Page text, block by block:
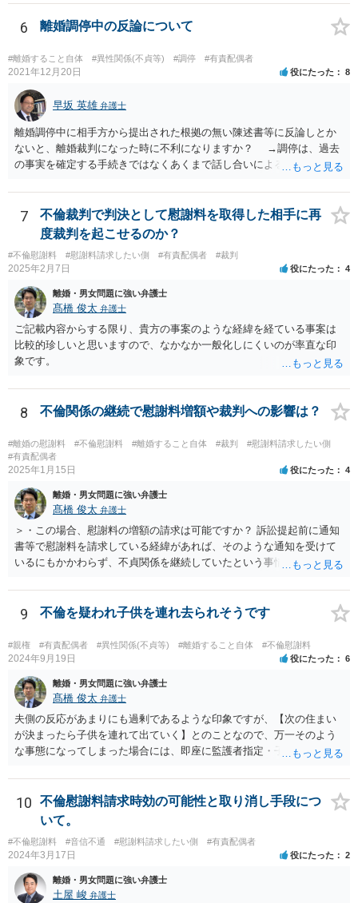
主張は考えられます。 養育費なども含めて一度弁護士に相談すること
を勧めます。
6 離婚調停中の反論について
#離婚すること自体 #異性関係(不貞等) #調停 #有責配偶者
2021年12月20日 役にたった 8
早坂 英雄 弁護士
離婚調停中に相手方から提出された根拠の無い陳述書等に反論しとか
ないと、離婚裁判になった時に不利になりますか？ →調停は、過去
の事実を確定する手続きではなくあくまで話し合いによる合意を目指
りません（口頭での説明でも十分だと思います）。但し、調停委員が
反論の陳述書を提出するように求めているときは別です。 また、反
論しないからと言って直ちに離婚訴訟で不利になることはないと思い
ます（離婚訴訟では反論が必要になってくると思いますが、調停段階
からこちらの言い分や手の内を知らせることに余り意味はないように
思います。）。
7
不倫裁判で判決として慰謝料を取得した相手に再
度裁判を起こせるのか？
#不倫慰謝料 #慰謝料請求したい側 #有責配偶者 #裁判
2025年2月7日 役にたった 4
離婚・男女問題に強い弁護士
髙橋 俊太 弁護士
ご記載内容からする限り、貴方の事案のような経緯を経ている事案は
比較的珍しいと思いますので、なかなか一般化しにくいのが率直な印
象です。
8 不倫関係の継続で慰謝料増額や裁判への影響は？
#離婚の慰謝料 #不倫慰謝料 #離婚すること自体 #裁判
#慰謝料請求したい側
#有責配偶者
2025年1月15日 役にたった 4
離婚・男女問題に強い弁護士
髙橋 俊太 弁護士
＞・この場合、慰謝料の増額の請求は可能ですか？ 訴訟提起前に通知
書等で慰謝料を請求している経緯があれば、そのような通知を受けて
いるにもかかわらず、不貞関係を継続していたという事情は悪質性を
ている裁判例もありますので、担当弁護士に確認してみるとよいでし
ょう。 ＞・この事実が何か今回の裁判に影響することはあるのでしょ
うか？ 提訴時に請求している慰謝料額がいくらであるかにもよります
が、不貞が継続している事実自体は、上記のとおり増額事由になり得
るので、請求を拡張するか、現状の請求額が認容されやすいように今
後の攻防で主張立証していくことになるでしょう。方針について、担
当弁護士とよく相談してみるとよいと思います。
9 不倫を疑われ子供を連れ去られそうです
#親権 #有責配偶者 #異性関係(不貞等) #離婚すること自体 #不倫慰謝料
2024年9月19日 役にたった 6
離婚・男女問題に強い弁護士
髙橋 俊太 弁護士
夫側の反応があまりにも過剰であるような印象ですが、【次の住まい
が決まったら子供を連れて出ていく】とのことなので、万一そのよう
な事態になってしまった場合には、即座に監護者指定・子の引渡しの
でしょう。 親権者や監護者の指定が争いになる場合、現在の実務では
「主たる監護者が父母いずれか」という基準で判断されます。具体的
には、子が生まれてから現在に至るまで、産休・育休取得の有無、子
の衣食住の世話、子の傷病時の看病等、保育園や習い事への対応など
に関する具体的（中心的）監護実績をもとにして、他方配偶者と比較
して、自分が主として子を監護してきた者であるかどうかが重要にな
ります。【子供の監護は平日休日含めて8割私です。】ということでは
あるのですが、上記のとおり、様々な具体的な事情を踏まえて検討す
10
不倫慰謝料請求時効の可能性と取り消し手段につ
いて。
#不倫慰謝料 #音信不通 #慰謝料請求したい側 #有責配偶者
2024年3月17日 役にたった 2
離婚・男女問題に強い弁護士
土屋 峻 弁護士